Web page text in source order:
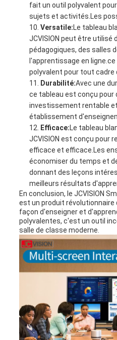
fait un outil polyvalent
sujets et activités.Les
Versatile:Le tableau
JCVISION peut être utilisé
pédagogiques, des salles
l'apprentissage en
polyvalent pour tout cadre
Durabilité:Avec une
ce tableau est conçu pour
investissement rentable
établissement
Efficace:Le tableau
JCVISION est conçu pour
efficace et efficace.Les
économiser du temps et
donnant des leçons
meilleurs résultats
En conclusion, le JCVISION
est un produit révolutionnaire
façon d'enseigner et
polyvalentes, c'est un outil
salle de classe moderne.